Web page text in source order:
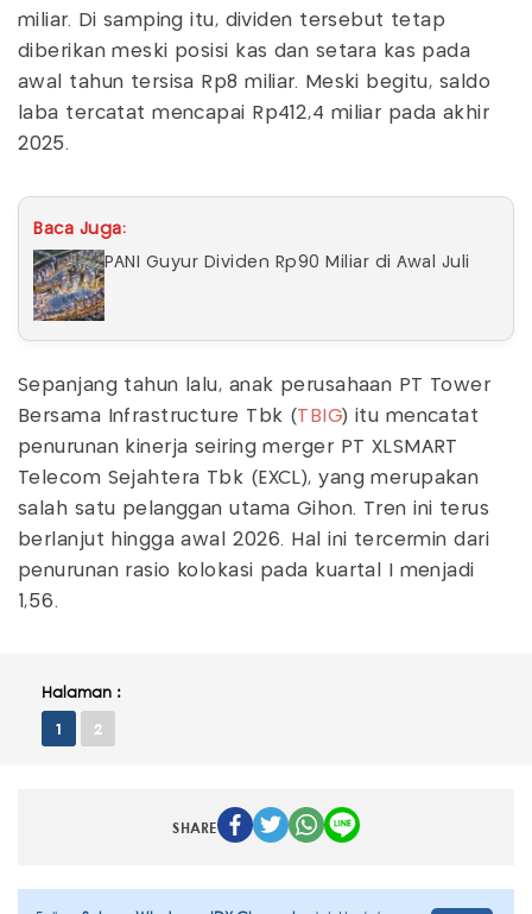
miliar. Di samping itu, dividen tersebut tetap
diberikan meski posisi kas dan setara kas pada
awal tahun tersisa Rp8 miliar. Meski begitu, saldo
laba tercatat mencapai Rp412,4 miliar pada akhir
2025.
Baca Juga:
PANI Guyur Dividen Rp90 Miliar di Awal Juli
Sepanjang tahun lalu, anak perusahaan PT Tower
Bersama Infrastructure Tbk (TBIG) itu mencatat
penurunan kinerja seiring merger PT XLSMART
Telecom Sejahtera Tbk (EXCL), yang merupakan
salah satu pelanggan utama Gihon. Tren ini terus
berlanjut hingga awal 2026. Hal ini tercermin dari
penurunan rasio kolokasi pada kuartal I menjadi
1,56.
Halaman :
1 2
SHARE